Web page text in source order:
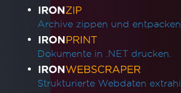
Archive zippen und entpacken.
Dokumente in .NET drucken.
Strukturierte Webdaten